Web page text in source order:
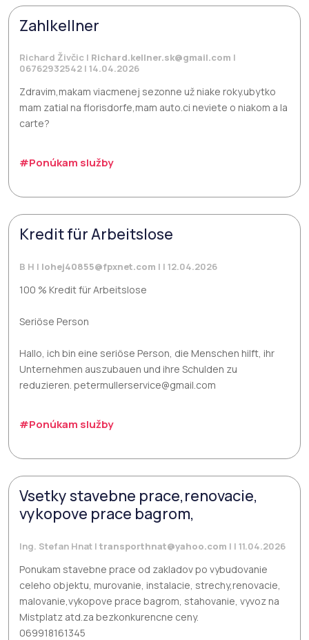
Zahlkellner
Richard Živčic | Richard.kellner.sk@gmail.com |
06762932542 | 14.04.2026
Zdravim,makam viacmenej sezonne už niake roky.ubytko
mam zatial na florisdorfe,mam auto.ci neviete o niakom a la
carte?
#Ponúkam služby
Kredit für Arbeitslose
B H | lohej40855@fpxnet.com | | 12.04.2026
100 % Kredit für Arbeitslose
Seriöse Person
Hallo, ich bin eine seriöse Person, die Menschen hilft, ihr
Unternehmen auszubauen und ihre Schulden zu
reduzieren. petermullerservice@gmail.com
#Ponúkam služby
Vsetky stavebne prace,renovacie,
vykopove prace bagrom,
Ing. Stefan Hnat | transporthnat@yahoo.com | | 11.04.2026
Ponukam stavebne prace od zakladov po vybudovanie
celeho objektu, murovanie, instalacie, strechy,renovacie,
malovanie,vykopove prace bagrom, stahovanie, vyvoz na
Mistplatz atd.za bezkonkurencne ceny.
069918161345